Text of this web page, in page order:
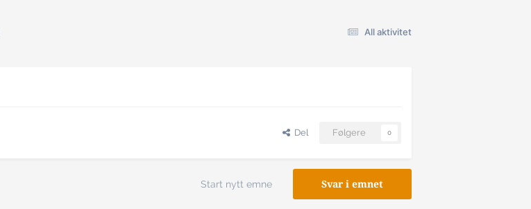
All aktivitet
Del Følgere 0
Svar i emnet
Start nytt emne